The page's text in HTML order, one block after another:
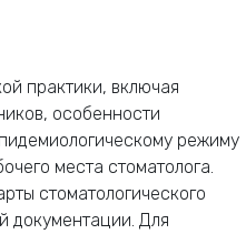
практики, включая
особенности
режиму
места стоматолога.
стоматологического
документации. Для